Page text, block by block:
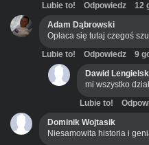
Lubie to! Odpowiedz
12
Adam Dąbrowski
Opłaca się tutaj czegoś
Lubie to! Odpowiedz
9
Dawid
mi wszystko
Lubie to!
Dominik Wojtasik
Niesamowita historia i